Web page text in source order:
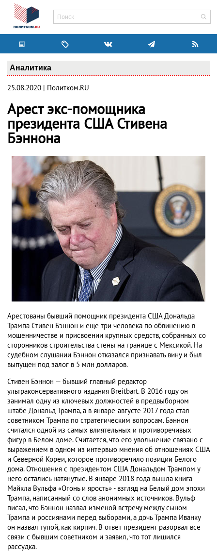
Аналитика
25.08.2020 | Политком.RU
Арест экс-помощника
президента США Стивена
Бэннона
Арестованы бывший помощник президента США Дональда
Трампа Стивен Бэннон и еще три человека по обвинению в
мошенничестве и присвоении крупных средств, собранных со
сторонников строительства стены на границе с Мексикой. На
судебном слушании Бэннон отказался признавать вину и был
выпущен под залог в 5 млн долларов.
Стивен Бэннон — бывший главный редактор
ультраконсервативного издания Breitbart. В 2016 году он
занимал одну из ключевых должностей в предвыборном
штабе Дональд Трампа, а в январе-августе 2017 года стал
советником Трампа по стратегическим вопросам. Бэннон
считался одной из самых влиятельных и противоречивых
фигур в Белом доме. Считается, что его увольнение связано с
выражением в одном из интервью мнения об отношениях США
и Северной Кореи, которое противоречило позиции Белого
дома. Отношения с президентом США Дональдом Трампом у
него остались натянутые. В январе 2018 года вышла книга
Майкла Вульфа «Огонь и ярость» - взгляд на Белый дом эпохи
Трампа, написанный со слов анонимных источников. Вульф
писал, что Бэннон назвал изменой встречу между сыном
Трампа и россиянами перед выборами, а дочь Трампа Иванку
он назвал тупой, как кирпич. В ответ президент разорвал все
связи с бывшим советником и заявил, что тот лишился
рассудка.